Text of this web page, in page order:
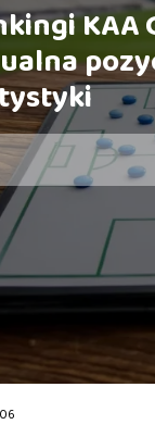
KAA